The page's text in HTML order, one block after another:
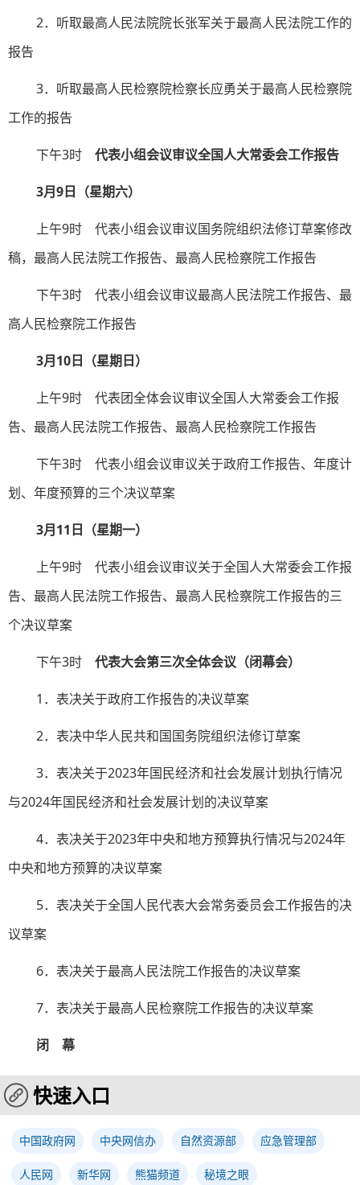
2．听取最高人民法院院长张军关于最高人民法院工作的
报告
3．听取最高人民检察院检察长应勇关于最高人民检察院
工作的报告
下午3时 代表小组会议审议全国人大常委会工作报告
3月9日（星期六）
上午9时 代表小组会议审议国务院组织法修订草案修改
稿，最高人民法院工作报告、最高人民检察院工作报告
下午3时 代表小组会议审议最高人民法院工作报告、最
高人民检察院工作报告
3月10日（星期日）
上午9时 代表团全体会议审议全国人大常委会工作报
告、最高人民法院工作报告、最高人民检察院工作报告
下午3时 代表小组会议审议关于政府工作报告、年度计
划、年度预算的三个决议草案
3月11日（星期一）
上午9时 代表小组会议审议关于全国人大常委会工作报
告、最高人民法院工作报告、最高人民检察院工作报告的三
个决议草案
下午3时 代表大会第三次全体会议（闭幕会）
1．表决关于政府工作报告的决议草案
2．表决中华人民共和国国务院组织法修订草案
3．表决关于2023年国民经济和社会发展计划执行情况
与2024年国民经济和社会发展计划的决议草案
4．表决关于2023年中央和地方预算执行情况与2024年
中央和地方预算的决议草案
5．表决关于全国人民代表大会常务委员会工作报告的决
议草案
6．表决关于最高人民法院工作报告的决议草案
7．表决关于最高人民检察院工作报告的决议草案
闭 幕
快速入口
中国政府网 中央网信办 自然资源部 应急管理部
人民网 新华网 熊猫频道 秘境之眼